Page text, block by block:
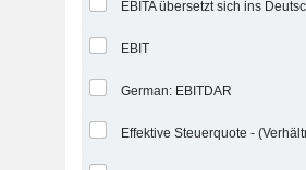
EBIT
German: EBITDAR